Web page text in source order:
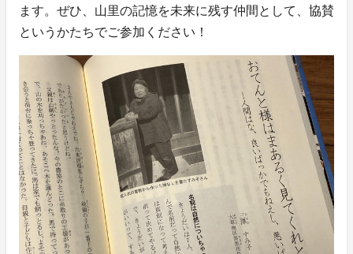
ます。ぜひ、山里の記憶を未来に残す仲間として、協賛
というかたちでご参加ください！